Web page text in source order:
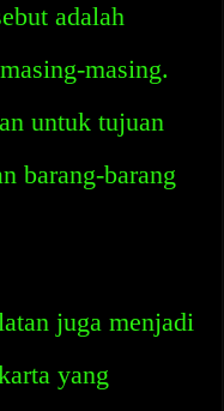
adalah
masing.
untuk tujuan
barang-barang
juga menjadi
yang